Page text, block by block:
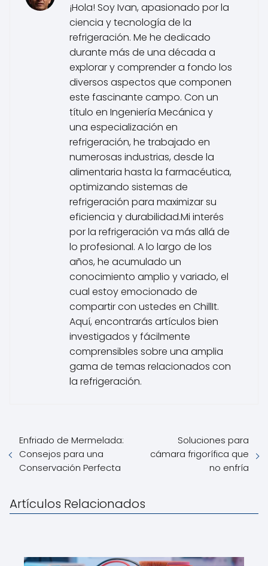
¡Hola! Soy Ivan, apasionado por la
ciencia y tecnología de la
refrigeración. Me he dedicado
durante más de una década a
explorar y comprender a fondo los
diversos aspectos que componen
este fascinante campo. Con un
título en Ingeniería Mecánica y
una especialización en
refrigeración, he trabajado en
numerosas industrias, desde la
alimentaria hasta la farmacéutica,
optimizando sistemas de
refrigeración para maximizar su
eficiencia y durabilidad.Mi interés
por la refrigeración va más allá de
lo profesional. A lo largo de los
años, he acumulado un
conocimiento amplio y variado, el
cual estoy emocionado de
compartir con ustedes en ChillIt.
Aquí, encontrarás artículos bien
investigados y fácilmente
comprensibles sobre una amplia
gama de temas relacionados con
la refrigeración.
Enfriado de Mermelada:
Consejos para una
Conservación Perfecta
Soluciones para
cámara frigorífica que
no enfría
Artículos Relacionados